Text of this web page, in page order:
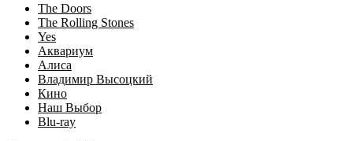
The Doors
The Rolling Stones
Yes
Аквариум
Алиса
Владимир Высоцкий
Кино
Наш Выбор
Blu-ray